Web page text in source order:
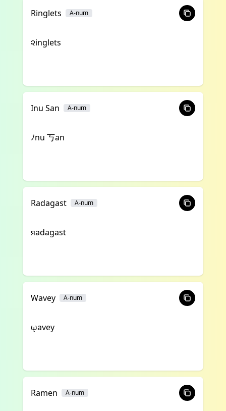
Ringlets A-num
૨inglets
Inu San A-num
ﾉnu 丂an
Radagast A-num
яadagast
Wavey A-num
ῳavey
Ramen A-num